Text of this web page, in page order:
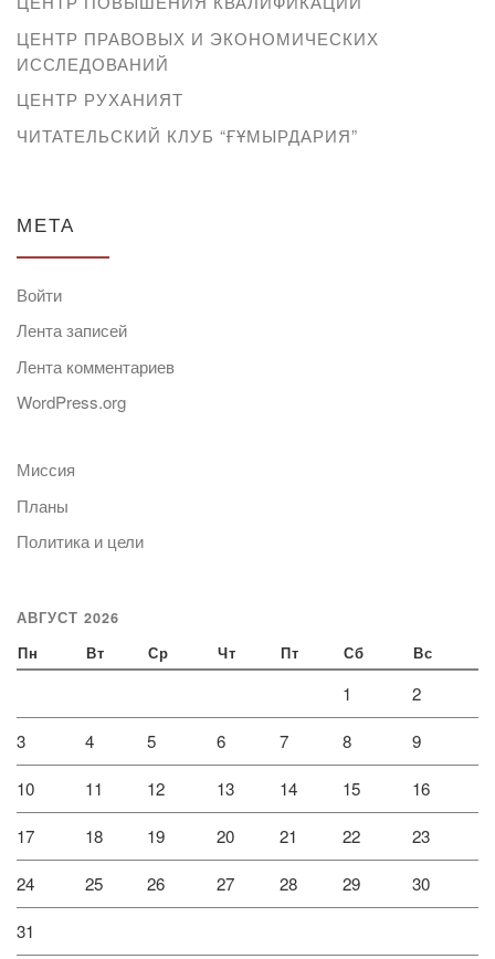
ЦЕНТР ПРАВОВЫХ И ЭКОНОМИЧЕСКИХ
ИССЛЕДОВАНИЙ
ЦЕНТР РУХАНИЯТ
ЧИТАТЕЛЬСКИЙ КЛУБ “ҒҰМЫРДАРИЯ”
МЕТА
Войти
Лента записей
Лента комментариев
WordPress.org
Миссия
Планы
Политика и цели
АВГУСТ 2026
Пн Вт Ср Чт Пт Сб Вс
1 2
3 4 5 6 7 8 9
10 11 12 13 14 15 16
17 18 19 20 21 22 23
24 25 26 27 28 29 30
31